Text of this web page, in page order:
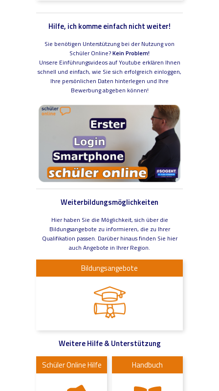
Weiterbildungsmöglichkeiten
Hier haben Sie die Möglichkeit, sich über die
Bildungsangebote zu informieren, die zu Ihrer
Qualifikation passen. Darüber hinaus finden Sie hier
auch Angebote in Ihrer Region.
Bildungsangebote
Weitere Hilfe & Unterstützung
Schüler Online Hilfe
Handbuch
Hilfe, ich komme einfach nicht weiter!
Sie benötigen Unterstützung bei der Nutzung von
Schüler Online?Kein Problem!
Unsere Einführungsvideos auf Youtube erklären Ihnen
schnell und einfach, wie Sie sich erfolgreich einloggen,
Ihre persönlichen Daten hinterlegen und Ihre
Bewerbung abgeben können!